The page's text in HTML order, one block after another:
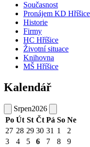
Současnost
Pronájem KD Hříšice
Historie
Firmy
HC Hříšice
Životní situace
Knihovna
MŠ Hříšice
Kalendář
Srpen2026
Po Út St Čt Pá So Ne
27 28 29 30 31 1
2
3
4 5 6 7 8
9